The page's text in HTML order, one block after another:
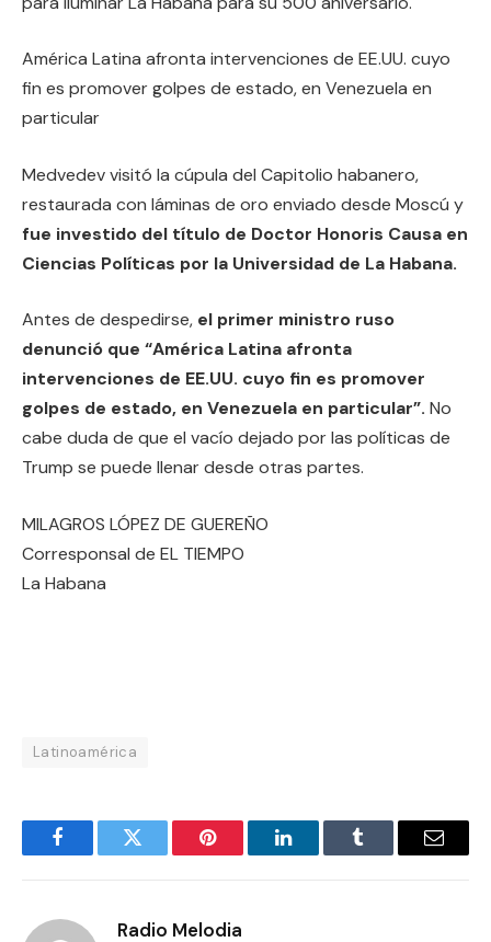
América Latina afronta intervenciones de EE.UU. cuyo
fin es promover golpes de estado, en Venezuela en
particular
Medvedev visitó la cúpula del Capitolio habanero,
restaurada con láminas de oro enviado desde Moscú y
fue investido del título de Doctor Honoris Causa en
Ciencias Políticas por la Universidad de La Habana.
Antes de despedirse, el primer ministro ruso
denunció que “América Latina afronta
intervenciones de EE.UU. cuyo fin es promover
golpes de estado, en Venezuela en particular”. No
cabe duda de que el vacío dejado por las políticas de
Trump se puede llenar desde otras partes.
MILAGROS LÓPEZ DE GUEREÑO
Corresponsal de EL TIEMPO
La Habana
Latinoamérica
FacebookTwitter Pinterest LinkedInTumblr Email
Radio Melodia